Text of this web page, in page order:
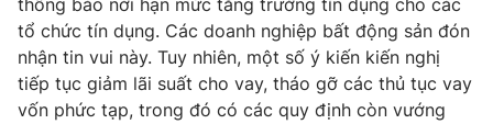
Tổng đài VTV:024.38 355 931 - 024.38 355 932
Ðiện thoại Thời báo VTV:
024.66 897 897
Email:toasoan@vtv.vn
Liên hệ quảng cáo:024-7300.7108
thông báo nới hạn mức tăng trưởng tín dụng cho các
tổ chức tín dụng. Các doanh nghiệp bất động sản đón
nhận tin vui này. Tuy nhiên, một số ý kiến kiến nghị
tiếp tục giảm lãi suất cho vay, tháo gỡ các thủ tục vay
vốn phức tạp, trong đó có các quy định còn vướng